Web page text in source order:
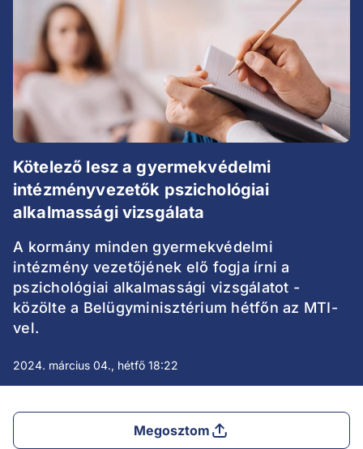
Kötelező lesz a gyermekvédelmi
intézményvezetők pszichológiai
alkalmassági vizsgálata
A kormány minden gyermekvédelmi
intézmény vezetőjének elő fogja írni a
pszichológiai alkalmassági vizsgálatot -
közölte a Belügyminisztérium hétfőn az MTI-
vel.
2024. március 04., hétfő 18:22
Megosztom